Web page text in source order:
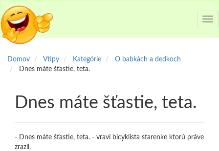
Domov Vtipy Kategórie
O babkách a dedkoch
Dnes máte šťastie, teta.
Dnes máte šťastie, teta.
- Dnes máte šťastie, teta. - vraví bicyklista starenke ktorú práve
zrazil.